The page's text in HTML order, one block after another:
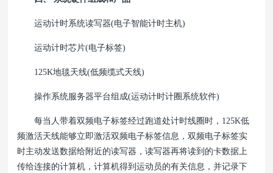
运动计时系统读写器(电子智能计时主机)
运动计时芯片(电子标签)
125K地毯天线(低频缆式天线)
操作系统服务器平台组成(运动计时计圈系统软件)
每当人带着双频电子标签经过跑道处计时线圈时，125K低
频激活天线能够立即激活双频电子标签信息，双频电子标签实
时主动发送数据给附近的读写器，读写器再将读到的卡数据上
传给连接的计算机，计算机得到运动员的有关信息，并记录下